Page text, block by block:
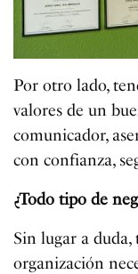
Por otro lado,
valores de un
comunicador,
con confianza,
¿Todo tipo de
Sin lugar a
organización